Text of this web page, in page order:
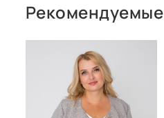
Рекомендуемые